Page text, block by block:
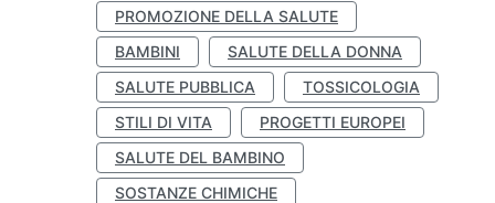
PROMOZIONE DELLA SALUTE
BAMBINI
SALUTE DELLA DONNA
SALUTE PUBBLICA
TOSSICOLOGIA
STILI DI VITA
PROGETTI EUROPEI
SALUTE DEL BAMBINO
SOSTANZE CHIMICHE